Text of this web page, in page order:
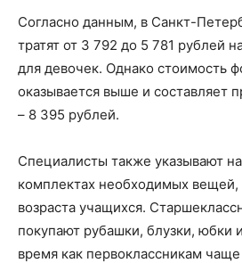
Согласно данным, в Санкт-
тратят от 3 792 до 5 781 рублей
для девочек. Однако стоимость
оказывается выше и составляет
– 8 395 рублей.
Специалисты также указывают
комплектах необходимых вещей,
возраста учащихся.
покупают рубашки, блузки, юбки
время как первоклассникам